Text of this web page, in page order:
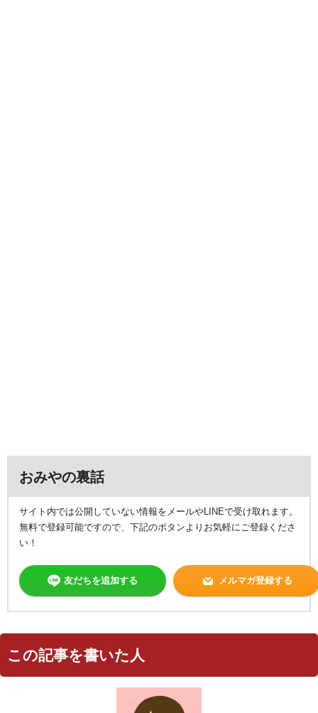
おみやの裏話
サイト内では公開していない情報をメールやLINEで受け取れます。
無料で登録可能ですので、下記のボタンよりお気軽にご登録くださ
い！
友だちを追加する メルマガ登録する
この記事を書いた人